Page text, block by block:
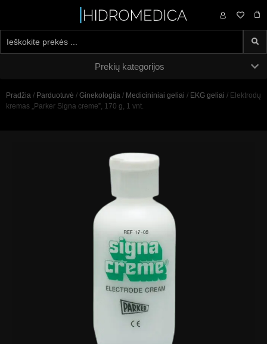
0,00 €
Prekių kategorijos
Pradžia / Parduotuvė / Ginekologija / Medicininiai geliai / EKG geliai / Elektrodų
kremas „Parker Signa creme”, 170 g, 1 vnt.